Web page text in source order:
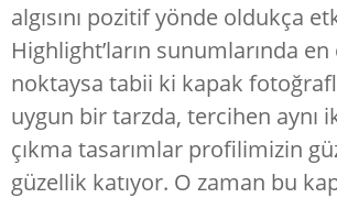
algısını pozitif yönde oldukça
Highlight’ların sunumlarında
noktaysa tabii ki kapak
uygun bir tarzda, tercihen aynı
çıkma tasarımlar profilimizin
güzellik katıyor. O zaman bu